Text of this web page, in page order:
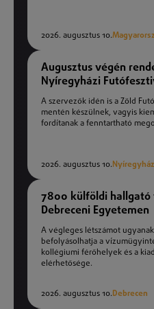
2026. augusztus 10.
Augusztus végén
Nyíregyházi
A szervezők idén is a Zöld
mentén készülnek, vagyis
fordítanak a fenntartható
2026. augusztus 10.
7800 külföldi hallgató
Debreceni Egyetemen
A végleges létszámot
befolyásolhatja a
kollégiumi férőhelyek és a
elérhetősége.
2026. augusztus 10.Debrecen